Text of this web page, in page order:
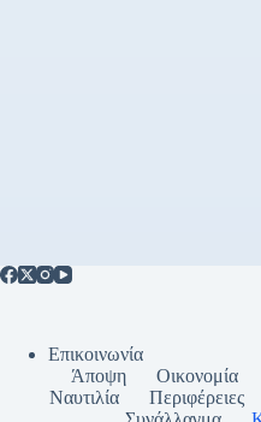
Επικοινωνία
Άποψη
Οικονομία
Ναυτιλία
Περιφέρειες